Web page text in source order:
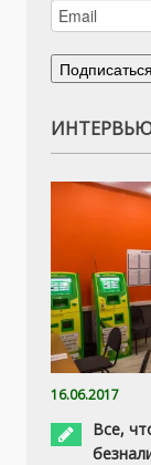
16.06.2017
Все,